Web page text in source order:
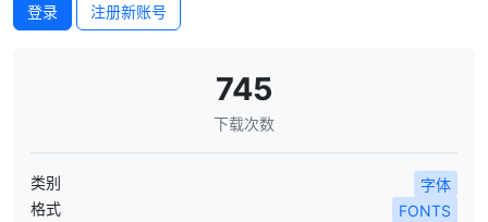
登录 注册新账号
745
下载次数
类别
字体
格式
FONTS